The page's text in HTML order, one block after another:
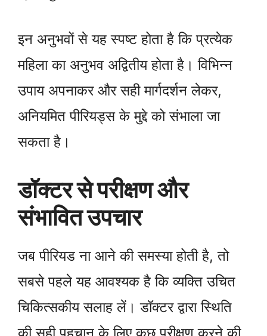
इन अनुभवों से यह स्पष्ट होता है कि प्रत्येक
महिला का अनुभव अद्वितीय होता है। विभिन्न
उपाय अपनाकर और सही मार्गदर्शन लेकर,
अनियमित पीरियड्स के मुद्दे को संभाला जा
सकता है।
डॉक्टर से परीक्षण और
संभावित उपचार
जब पीरियड ना आने की समस्या होती है, तो
सबसे पहले यह आवश्यक है कि व्यक्ति उचित
चिकित्सकीय सलाह लें। डॉक्टर द्वारा स्थिति
की सही पहचान के लिए कुछ परीक्षण करने की